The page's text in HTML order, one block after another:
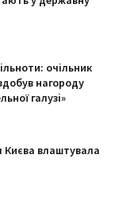
очільник
нагороду
галузі»
Києва влаштувала